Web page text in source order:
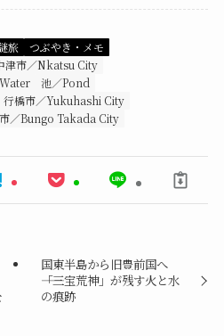
旅
つぶやき・メモ
津市／Nkatsu City
池／Pond
行橋市／Yukuhashi City
／Bungo Takada City
国東半島から旧豊前国へ
――「三宝荒神」が残す火と水
の痕跡